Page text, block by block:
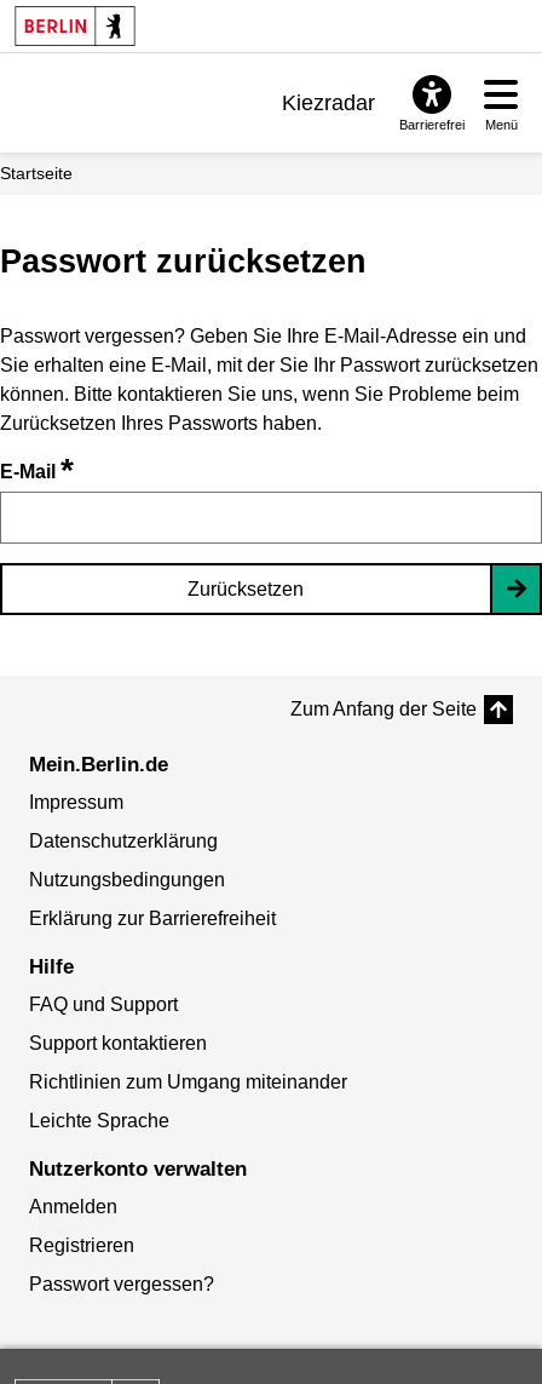
Kiezradar
Barrierefrei Menü
Startseite
Passwort zurücksetzen
Passwort vergessen? Geben Sie Ihre E-Mail-Adresse ein und
Sie erhalten eine E-Mail, mit der Sie Ihr Passwort zurücksetzen
können. Bitte kontaktieren Sie uns, wenn Sie Probleme beim
Zurücksetzen Ihres Passworts haben.
E-Mail *
Zurücksetzen
Zum Anfang der Seite
Mein.Berlin.de
Impressum
Datenschutzerklärung
Nutzungsbedingungen
Erklärung zur Barrierefreiheit
Hilfe
FAQ und Support
Support kontaktieren
Richtlinien zum Umgang miteinander
Leichte Sprache
Nutzerkonto verwalten
Anmelden
Registrieren
Passwort vergessen?